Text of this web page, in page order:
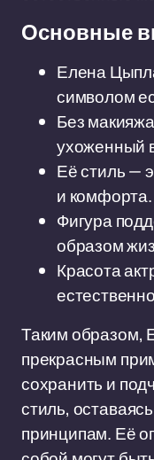
Основные
Елена
символом
Без
ухоженный
Её стиль —
и комфорта.
Фигура
образом
Красота
Таким образом,
прекрасным
сохранить и
стиль,
принципам. Её